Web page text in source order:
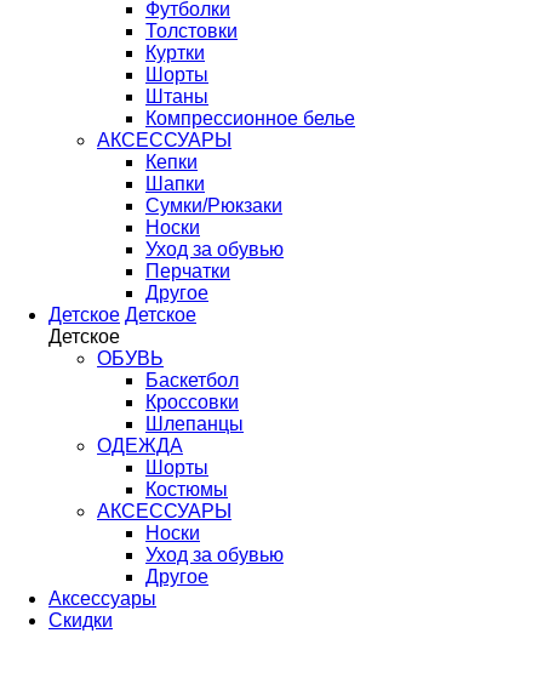
Футболки
Толстовки
Куртки
Шорты
Штаны
Компрессионное белье
АКСЕССУАРЫ
Кепки
Шапки
Сумки/Рюкзаки
Носки
Уход за обувью
Перчатки
Другое
Детское Детское
Детское
ОБУВЬ
Баскетбол
Кроссовки
Шлепанцы
ОДЕЖДА
Шорты
Костюмы
АКСЕССУАРЫ
Носки
Уход за обувью
Другое
Аксессуары
Скидки